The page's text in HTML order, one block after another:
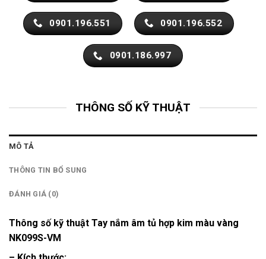
0901.196.551 0901.196.552
0901.186.997
THÔNG SỐ KỸ THUẬT
MÔ TẢ
THÔNG TIN BỔ SUNG
ĐÁNH GIÁ (0)
Thông số kỹ thuật Tay nắm âm tủ hợp kim màu vàng
NK099S-VM